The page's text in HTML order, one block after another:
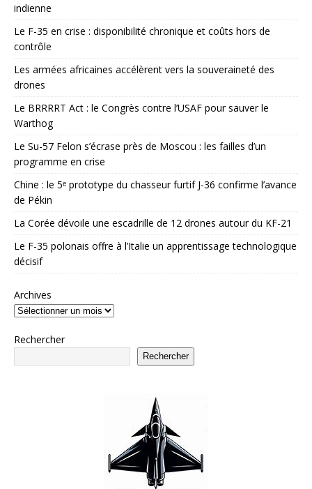
indienne
Le F-35 en crise : disponibilité chronique et coûts hors de
contrôle
Les armées africaines accélèrent vers la souveraineté des
drones
Le BRRRRT Act : le Congrès contre l’USAF pour sauver le
Warthog
Le Su-57 Felon s’écrase près de Moscou : les failles d’un
programme en crise
Chine : le 5ᵉ prototype du chasseur furtif J-36 confirme l’avance
de Pékin
La Corée dévoile une escadrille de 12 drones autour du KF-21
Le F-35 polonais offre à l’Italie un apprentissage technologique
décisif
Archives
Rechercher
Rechercher